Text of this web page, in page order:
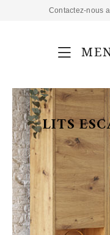
Contactez-nous
LITS